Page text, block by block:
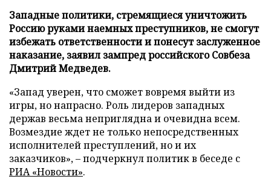
Западные политики, стремящиеся уничтожить
Россию руками наемных преступников, не смогут
избежать ответственности и понесут заслуженное
наказание, заявил зампред российского Совбеза
Дмитрий Медведев.
«Запад уверен, что сможет вовремя выйти из
игры, но напрасно. Роль лидеров западных
держав весьма неприглядна и очевидна всем.
Возмездие ждет не только непосредственных
исполнителей преступлений, но и их
заказчиков», – подчеркнул политик в беседе с
РИА «Новости».